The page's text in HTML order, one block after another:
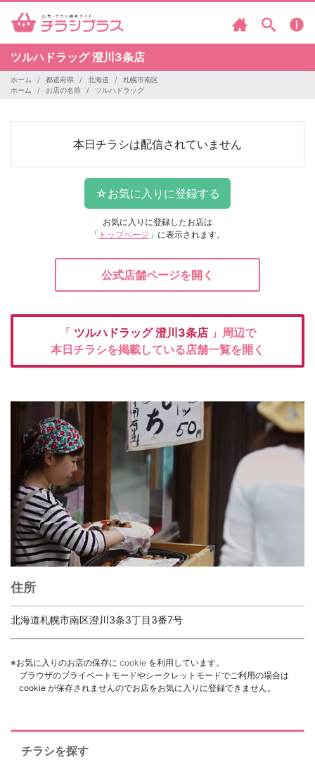
ツルハドラッグ澄川3条店
ホーム 都道府県 北海道
札幌市南区
ホーム
お店の名前 ツルハドラッグ
本日チラシは配信されていません
お気に入りに登録したお店は
「 トップページ 」に表示されます。
公式店舗ページを開く
「 ツルハドラッグ澄川3条店 」周辺で
本日チラシを掲載している店舗一覧を開く
住所
北海道札幌市南区澄川3条3丁目3番7号
※お気に入りのお店の保存に cookie を利用しています。
ブラウザのプライベートモードやシークレットモードでご利用の場合は
cookie が保存されませんのでお店をお気に入りに登録できません。
チラシを探す